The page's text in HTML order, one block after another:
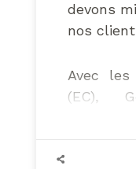
devons
nos
Avec les
(EC),